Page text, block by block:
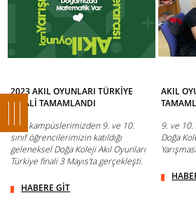
2023 AKIL OYUNLARI TÜRKİYE
FİNALİ TAMAMLANDI
Tüm kampüslerimizden 9. ve 10.
sınıf öğrencilerimizin katıldığı
geleneksel Doğa Koleji Akıl Oyunları
Türkiye finali 3 Mayıs'ta gerçekleşti.
HABERE GİT
AKIL
9. ve 10.
Doğa